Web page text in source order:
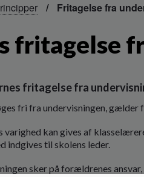
Fritagelse fra
fritagelse
fritagelse fra
fri fra undervisningen, gælder
varighed kan gives af
indgives til skolens leder.
sker på forældrenes